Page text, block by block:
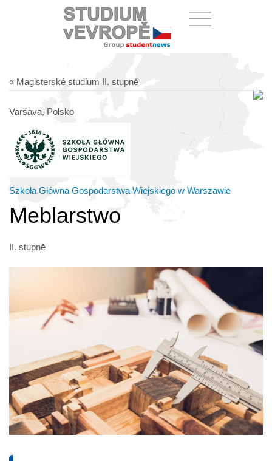
« Magisterské studium II. stupně
Varšava, Polsko
Szkoła Główna Gospodarstwa Wiejskiego w Warszawie
Meblarstwo
II. stupně